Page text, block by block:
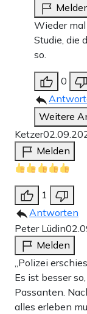
Wieder mal
Studie, die
so.
0
Weitere
Ketzer
Melden
1
Antworten
Peter Lüdin
Melden
„Polizei
Es ist besser
Passanten.
alles erleben